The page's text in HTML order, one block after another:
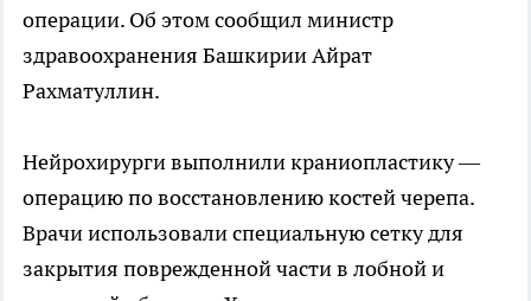
операции. Об этом сообщил министр
здравоохранения Башкирии Айрат
Рахматуллин.
Нейрохирурги выполнили краниопластику —
операцию по восстановлению костей черепа.
Врачи использовали специальную сетку для
закрытия поврежденной части в лобной и